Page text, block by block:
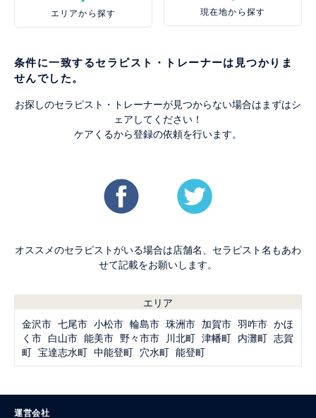
エリアから探す 現在地から探す
条件に一致するセラピスト・トレーナーは見つかりま
せんでした。
お探しのセラピスト・トレーナーが見つからない場合はまずはシ
ェアしてください！
ケアくるから登録の依頼を行います。
オススメのセラピストがいる場合は店舗名、セラピスト名もあわ
せて記載をお願いします。
エリア
金沢市 七尾市 小松市 輪島市 珠洲市 加賀市 羽咋市 かほ
く市 白山市 能美市 野々市市 川北町 津幡町 内灘町 志賀
町 宝達志水町 中能登町 穴水町 能登町
運営会社